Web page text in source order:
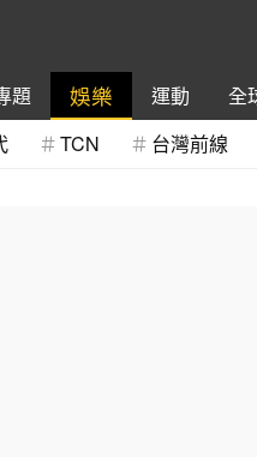
題 娛樂 運動 全
TCN 台灣前線